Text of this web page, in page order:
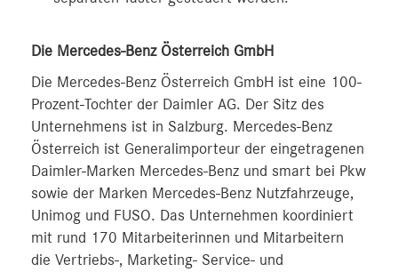
Die Mercedes-Benz Österreich GmbH
Die Mercedes-Benz Österreich GmbH ist eine 100-
Prozent-Tochter der Daimler AG. Der Sitz des
Unternehmens ist in Salzburg. Mercedes-Benz
Österreich ist Generalimporteur der eingetragenen
Daimler-Marken Mercedes-Benz und smart bei Pkw
sowie der Marken Mercedes-Benz Nutzfahrzeuge,
Unimog und FUSO. Das Unternehmen koordiniert
mit rund 170 Mitarbeiterinnen und Mitarbeitern
die Vertriebs-, Marketing- Service- und